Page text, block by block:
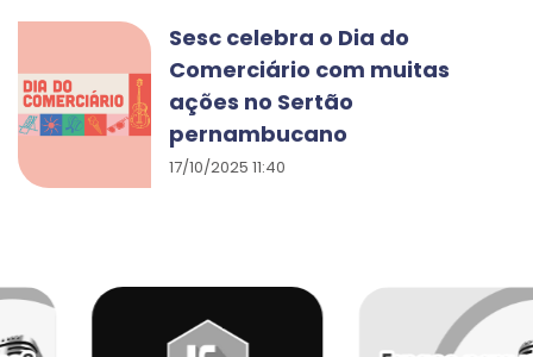
Sesc celebra o Dia do
Comerciário com muitas
ações no Sertão
pernambucano
17/10/2025 11:40